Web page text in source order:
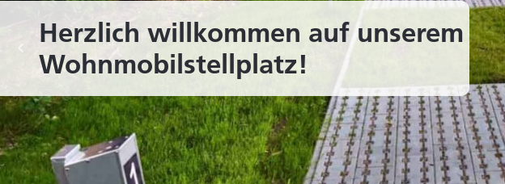
Herzlich willkommen auf unserem
Wohnmobilstellplatz!